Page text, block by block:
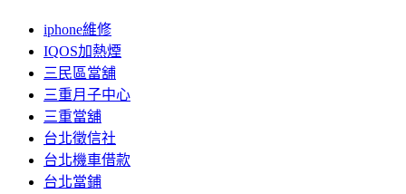
iphone維修
IQOS加熱煙
三民區當舖
三重月子中心
三重當舖
台北徵信社
台北機車借款
台北當鋪